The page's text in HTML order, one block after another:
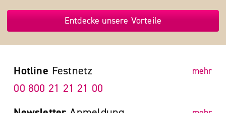
Entdecke unsere Vorteile
Hotline Festnetz mehr
00 800 21 21 21 00